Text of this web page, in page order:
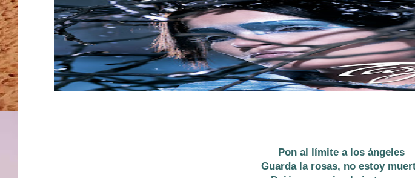
Pon al límite a los ángeles
Guarda la rosas, no estoy